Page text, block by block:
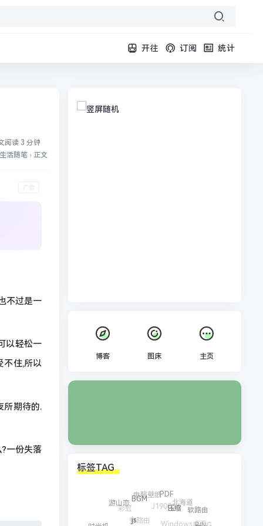
开往 订阅 统计
阅读 3 分钟
生活随笔 › 正文
不过是一
以轻松一
不住,所以
所期待的.
一份失落
博客 图床 主页
标签TAG
Windows桌面
BING
旁路由
J1900 北海道
软路由
彩虹
电脑壁纸PDF
压缩
游山恋 BGM
js